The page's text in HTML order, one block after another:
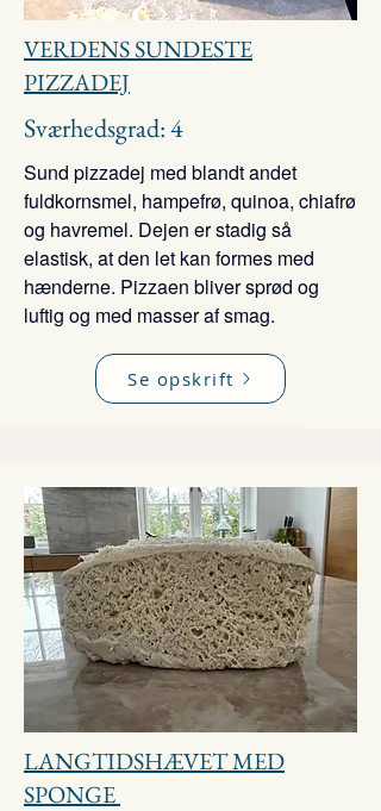
VERDENS SUNDESTE
PIZZADEJ
Sværhedsgrad: 4
Sund pizzadej med blandt andet
fuldkornsmel, hampefrø, quinoa, chiafrø
og havremel. Dejen er stadig så
elastisk, at den let kan formes med
hænderne. Pizzaen bliver sprød og
luftig og med masser af smag.
Se opskrift
LANGTIDSHÆVET MED
SPONGE